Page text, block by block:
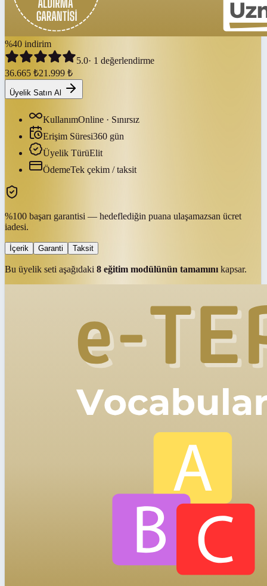
%40 indirim
5.0· 1 değerlendirme
36.665 ₺21.999 ₺
Üyelik Satın Al
KullanımOnline · Sınırsız
Erişim Süresi360 gün
Üyelik TürüElit
ÖdemeTek çekim / taksit
%100 başarı garantisi — hedeflediğin puana ulaşamazsan ücret
iadesi.
İçerik Garanti Taksit
Bu üyelik seti aşağıdaki 8 eğitim modülünün tamamını kapsar.